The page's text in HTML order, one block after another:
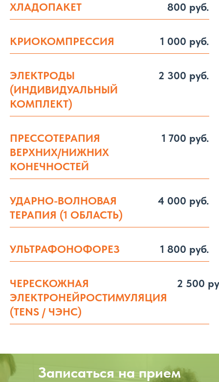
ХЛАДОПАКЕТ 800 руб.
КРИОКОМПРЕССИЯ 1 000 руб.
ЭЛЕКТРОДЫ
(ИНДИВИДУАЛЬНЫЙ
КОМПЛЕКТ)
2 300 руб.
ПРЕССОТЕРАПИЯ
ВЕРХНИХ/НИЖНИХ
КОНЕЧНОСТЕЙ
1 700 руб.
УДАРНО-ВОЛНОВАЯ
ТЕРАПИЯ (1 ОБЛАСТЬ)
4 000 руб.
УЛЬТРАФОНОФОРЕЗ 1 800 руб.
ЧЕРЕСКОЖНАЯ
ЭЛЕКТРОНЕЙРОСТИМУЛЯЦИЯ
(TENS / ЧЭНС)
2 500
Записаться на прием